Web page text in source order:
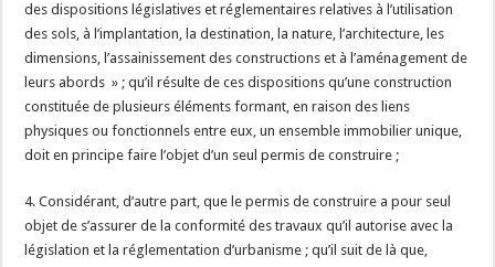
des dispositions législatives et réglementaires relatives à l’utilisation
des sols, à l’implantation, la destination, la nature, l’architecture, les
dimensions, l’assainissement des constructions et à l’aménagement de
leurs abords » ; qu’il résulte de ces dispositions qu’une construction
constituée de plusieurs éléments formant, en raison des liens
physiques ou fonctionnels entre eux, un ensemble immobilier unique,
doit en principe faire l’objet d’un seul permis de construire ;
4. Considérant, d’autre part, que le permis de construire a pour seul
objet de s’assurer de la conformité des travaux qu’il autorise avec la
législation et la réglementation d’urbanisme ; qu’il suit de là que,